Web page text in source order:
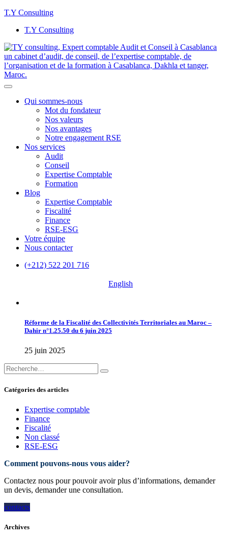
T.Y Consulting
T.Y Consulting
Qui sommes-nous
Mot du fondateur
Nos valeurs
Nos avantages
Notre engagement RSE
Nos services
Audit
Conseil
Expertise Comptable
Formation
Blog
Expertise Comptable
Fiscalité
Finance
RSE-ESG
Votre équipe
Nous contacter
(+212) 522 201 716
English
Réforme de la Fiscalité des Collectivités Territoriales au Maroc –
Dahir n°1.25.50 du 6 juin 2025
25 juin 2025
Catégories des articles
Expertise comptable
Finance
Fiscalité
Non classé
RSE-ESG
Comment pouvons-nous vous aider?
Contactez nous pour pouvoir avoir plus d’informations, demander
un devis, demander une consultation.
contacts
Archives